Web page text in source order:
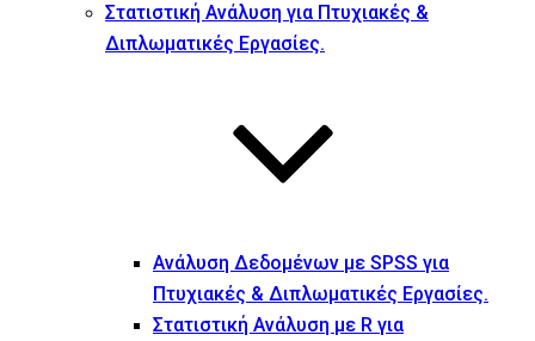
Στατιστική Ανάλυση για Πτυχιακές &
Διπλωματικές Εργασίες.
Ανάλυση Δεδομένων με SPSS για
Πτυχιακές & Διπλωματικές Εργασίες.
Στατιστική Ανάλυση με R για